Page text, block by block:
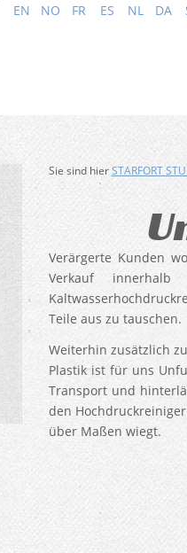
EN NO FR ES NL DA
Sie sind hierSTARFORT
Verärgerte Kunden
Verkauf
Teile aus zu tauschen.
Weiterhin zusätzlich
Plastik ist für uns
Transport und
den
über Maßen wiegt.